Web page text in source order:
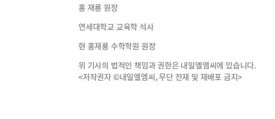
홍 재룡 원장
연세대학교 교육학 석사
현 홍재룡 수학학원 원장
위 기사의 법적인 책임과 권한은 내일엘엠씨에 있습니다.
<저작권자 ©내일엘엠씨, 무단 전재 및 재배포 금지>